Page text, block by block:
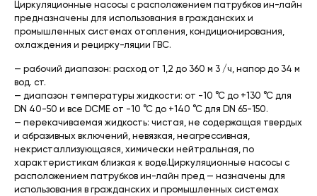
Циркуляционные насосы с расположением патрубков ин-лайн
предназначены для использования в гражданских и
промышленных системах отопления, кондиционирования,
охлаждения и рецирку-ляции ГВС.
— рабочий диапазон: расход от 1,2 до 360 м 3 /ч, напор до 34 м
вод. ст.
— диапазон температуры жидкости: от -10 °С до +130 °С для
DN 40-50 и все DCME от -10 °C до +140 °С для DN 65-150.
— перекачиваемая жидкость: чистая, не содержащая твердых
и абразивных включений, невязкая, неагрессивная,
некристаллизующаяся, химически нейтральная, по
характеристикам близкая к воде.Циркуляционные насосы с
расположением патрубков ин-лайн пред — назначены для
использования в гражданских и промышленных системах